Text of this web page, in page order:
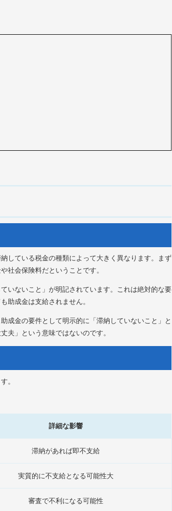
している税金の種類によって大きく異なります。まず
社会保険料だということです。
いないこと」が明記されています。これは絶対的な要
助成金は支給されません。
成金の要件として明示的に「滞納していないこと」と
夫」という意味ではないのです。
。
詳細な影響
滞納があれば即不支給
実質的に不支給となる可能性大
審査で不利になる可能性